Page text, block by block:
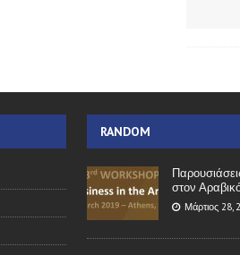
RANDOM
στον
Μάρτιος 28,